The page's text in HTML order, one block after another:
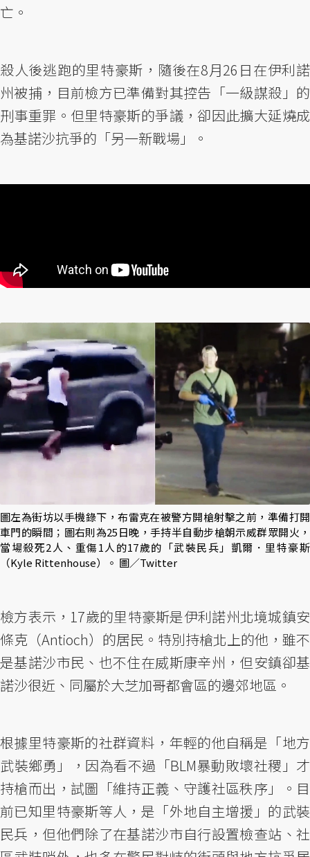
亡。
殺人後逃跑的里特豪斯，隨後在8月26日在伊利諾
州被捕，目前檢方已準備對其控告「一級謀殺」的
刑事重罪。但里特豪斯的爭議，卻因此擴大延燒成
為基諾沙抗爭的「另一新戰場」。
圖左為街坊以手機錄下，布雷克在被警方開槍射擊之前，準備打開
車門的瞬間；圖右則為25日晚，手持半自動步槍朝示威群眾開火，
當場殺死2人、重傷1人的17歲的「武裝民兵」凱爾．里特豪斯
（Kyle Rittenhouse）。 圖／Twitter
檢方表示，17歲的里特豪斯是伊利諾州北境城鎮安
條克（Antioch）的居民。特別持槍北上的他，雖不
是基諾沙市民、也不住在威斯康辛州，但安鎮卻基
諾沙很近、同屬於大芝加哥都會區的邊郊地區。
根據里特豪斯的社群資料，年輕的他自稱是「地方
武裝鄉勇」，因為看不過「BLM暴動敗壞社稷」才
持槍而出，試圖「維持正義、守護社區秩序」。目
前已知里特豪斯等人，是「外地自主增援」的武裝
民兵，但他們除了在基諾沙市自行設置檢查站、社